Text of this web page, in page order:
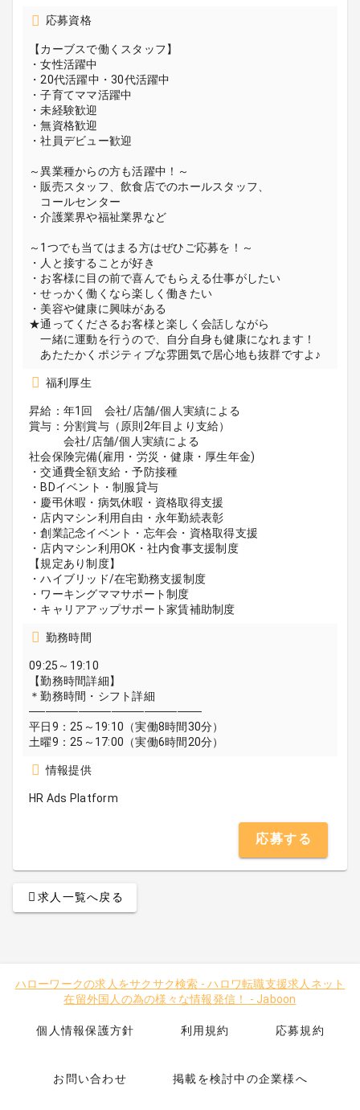
応募資格
【カーブスで働くスタッフ】
・女性活躍中
・20代活躍中・30代活躍中
・子育てママ活躍中
・未経験歓迎
・無資格歓迎
・社員デビュー歓迎
～異業種からの方も活躍中！～
・販売スタッフ、飲食店でのホールスタッフ、
コールセンター
・介護業界や福祉業界など
～1つでも当てはまる方はぜひご応募を！～
・人と接することが好き
・お客様に目の前で喜んでもらえる仕事がしたい
・せっかく働くなら楽しく働きたい
・美容や健康に興味がある
★通ってくださるお客様と楽しく会話しながら
一緒に運動を行うので、自分自身も健康になれます！
あたたかくポジティブな雰囲気で居心地も抜群ですよ♪
福利厚生
昇給：年1回 会社/店舗/個人実績による
賞与：分割賞与（原則2年目より支給）
会社/店舗/個人実績による
社会保険完備(雇用・労災・健康・厚生年金)
・交通費全額支給・予防接種
・BDイベント・制服貸与
・慶弔休暇・病気休暇・資格取得支援
・店内マシン利用自由・永年勤続表彰
・創業記念イベント・忘年会・資格取得支援
・店内マシン利用OK・社内食事支援制度
【規定あり制度】
・ハイブリッド/在宅勤務支援制度
・ワーキングママサポート制度
・キャリアアップサポート家賃補助制度
勤務時間
09:25～19:10
【勤務時間詳細】
＊勤務時間・シフト詳細
─────────────────────
平日9：25～19:10（実働8時間30分）
土曜9：25～17:00（実働6時間20分）
情報提供
HR Ads Platform
応募する
求人一覧へ戻る
ハローワークの求人をサクサク検索 -ハロワ転職支援求人ネット
在留外国人の為の様々な情報発信！
- Jaboon
個人情報保護方針 利用規約 応募規約
お問い合わせ 掲載を検討中の企業様へ